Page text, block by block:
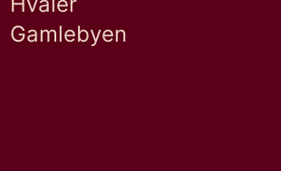
Gamlebyen